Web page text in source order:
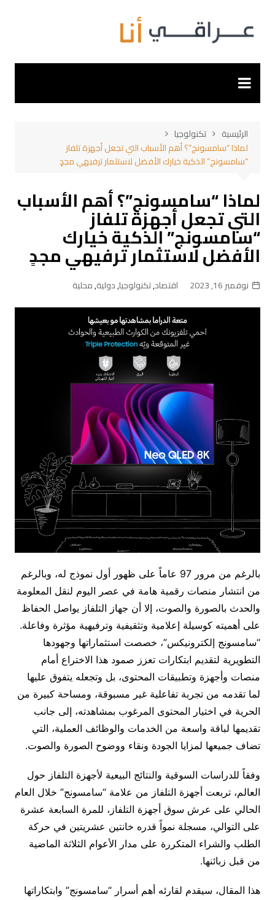
المحتوى
الرئيسية
تكنولوجيا
لماذا “سامسونج”؟ أهم الأسباب التي تجعل أجهزة تلفاز
“سامسونج” الذكية خيارك الأفضل لاستثمار ترفيهي مجدٍ
لماذا “سامسونج”؟ أهم الأسباب
التي تجعل أجهزة تلفاز
“سامسونج” الذكية خيارك
الأفضل لاستثمار ترفيهي مجدٍ
نوفمبر 16, 2023 اقتصاد,تكنولوجيا,دولية,محلية
بالرغم من مرور 97 عاماً على ظهور أول نموذج له، وبالرغم
من انتشار منصات رقمية هامة في عصر اليوم لنقل المعلومة
والحدث بالصورة والصوت، إلا أن جهاز التلفاز يواصل الحفاظ
على أهميته كوسيلة إعلامية وتثقيفية وترفيهية مؤثرة وفاعلة.
“سامسونج إلكترونيكس”، خصصت استثماراتها وجهودها
التطويرية لتقديم ابتكارات تعزز صمود هذا الاختراع أمام
منصات وأجهزة وتطبيقات المحتوى، بل وتجعله يتفوق عليها
لما تقدمه من تجربة تفاعلية غير مسبوقة، ومساحة كبيرة من
الحرية في اختيار المحتوى المرغوب بمشاهدته، إلى جانب
تقديمها لباقة واسعة من الخدمات والوظائف العملية، التي
تضاف جميعها لمزايا الجودة ونقاء ووضوح الصورة والصوت.
وفقاً للدراسات السوقية والنتائج البيعية لأجهزة التلفاز حول
العالم، تربعت أجهزة التلفاز من علامة “سامسونج” خلال العام
الحالي على عرش سوق أجهزة التلفاز، للمرة السابعة عشرة
على التوالي، مسجلة نمواً قدره خانتين عشريتين في حركة
الطلب والشراء المتكررة على مدار الأعوام الثلاثة الماضية
من قبل زبائنها.
هذا المقال، سيقدم لقارئه أهم أسرار “سامسونج” وابتكاراتها